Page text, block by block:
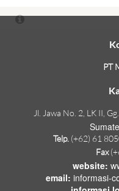
PT
Jl. Jawa No. 2, LK II,
Telp. (+62) 61
Fax
website:
email: informasi-